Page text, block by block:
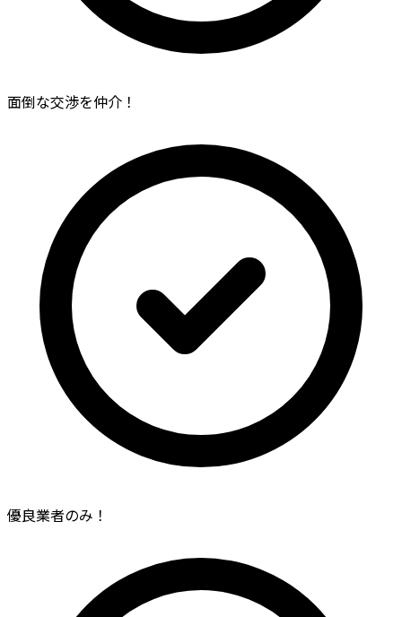
面倒な交渉を仲介！
優良業者のみ！